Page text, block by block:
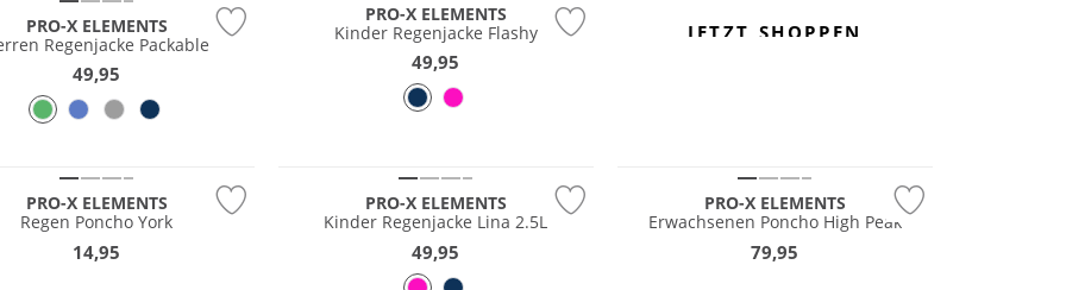
PRO-X ELEMENTS
Regenjacke Packable
49,95
PRO-X ELEMENTS
Kinder Regenjacke Flashy
49,95
JETZT SHOPPEN
PRO-X ELEMENTS
Regen Poncho York
14,95
PRO-X ELEMENTS
Kinder Regenjacke Lina 2.5L
49,95
PRO-X ELEMENTS
Erwachsenen Poncho High Peak
79,95